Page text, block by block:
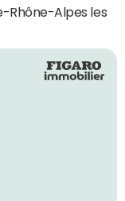
Rhône-Alpes les